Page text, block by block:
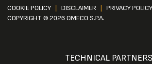
COOKIE POLICY DISCLAIMER
PRIVACY POLICY
COPYRIGHT © 2026 OMECO S.P.A.
TECHNICAL PARTNERS